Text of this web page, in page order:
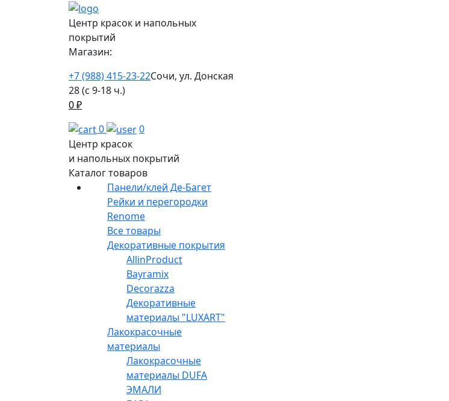
Центр красок и напольных
покрытий
Магазин:
+7 (988) 415-23-22Сочи, ул. Донская
28 (с 9-18 ч.)
0₽
0
0
Центр красок
и напольных покрытий
Каталог товаров
Панели/клей Де-Багет
Рейки и перегородки
Renome
Все товары
Декоративные покрытия
AllinProduct
Bayramix
Decorazza
Декоративные
материалы "LUXART"
Лакокрасочные
материалы
Лакокрасочные
материалы DUFA
ЭМАЛИ